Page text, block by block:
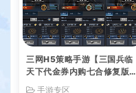
三网H5策略手游【三国兵临
天下代金券内购七合修复版】
手游专区